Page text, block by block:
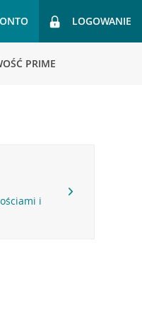
LOGOWANIE
PRIME
i